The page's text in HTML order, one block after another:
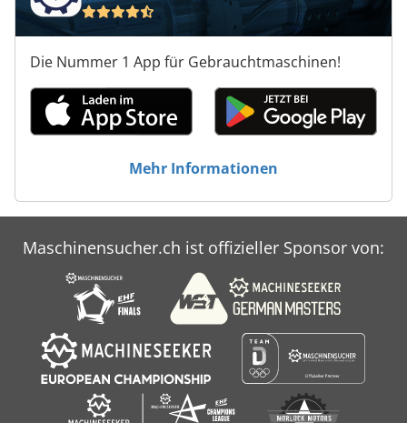
Die Nummer 1 App für Gebrauchtmaschinen!
Mehr Informationen
Maschinensucher.ch ist offizieller Sponsor von: